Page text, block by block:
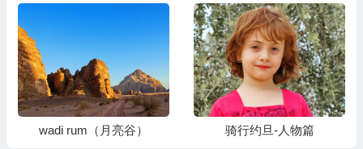
wadi rum（月亮谷） 骑行约旦-人物篇